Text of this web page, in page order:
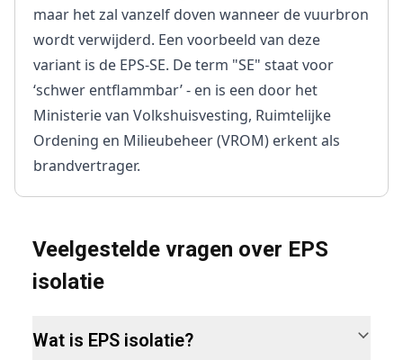
maar het zal vanzelf doven wanneer de vuurbron
wordt verwijderd. Een voorbeeld van deze
variant is de EPS-SE. De term "SE" staat voor
‘schwer entflammbar’ - en is een door het
Ministerie van Volkshuisvesting, Ruimtelijke
Ordening en Milieubeheer (VROM) erkent als
brandvertrager.
Veelgestelde vragen over EPS
isolatie
Wat is EPS isolatie?